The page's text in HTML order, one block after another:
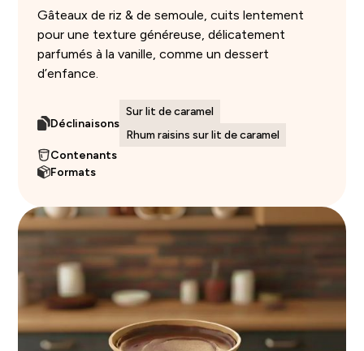
Gâteaux de riz & de semoule, cuits lentement
pour une texture généreuse, délicatement
parfumés à la vanille, comme un dessert
d’enfance.
Déclinaisons
Sur lit de caramel
Rhum raisins sur lit de caramel
Contenants
Formats